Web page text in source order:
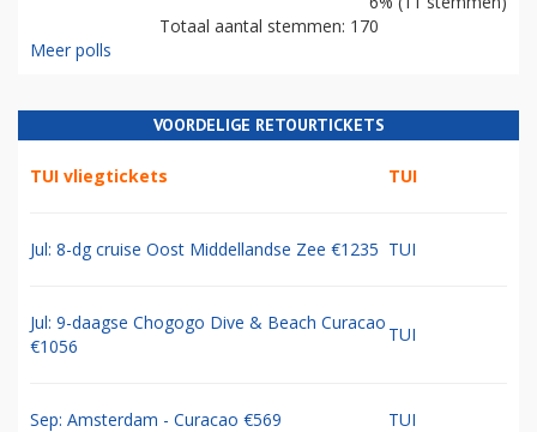
Totaal aantal stemmen: 170
Meer polls
VOORDELIGE RETOURTICKETS
TUI vliegtickets TUI
Jul: 8-dg cruise Oost Middellandse Zee €1235 TUI
Jul: 9-daagse Chogogo Dive & Beach Curacao
€1056
TUI
Sep: Amsterdam - Curacao €569 TUI